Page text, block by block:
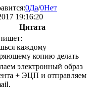
0Да/0Нет
19:16:20
Цитата
каждому
копию делать
электронный образ
+ ЭЦП и отправляем